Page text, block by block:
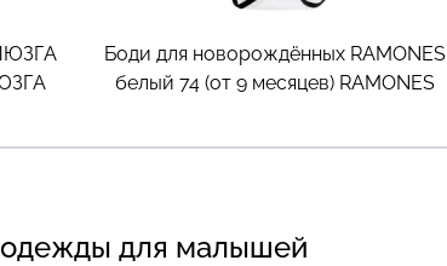
Боди для новорождённых RAMONES
белый 74 (от 9 месяцев) RAMONES
одежды для малышей